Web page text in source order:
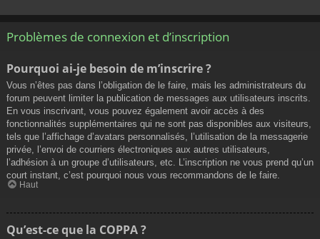
Problèmes de connexion et d’inscription
Pourquoi ai-je besoin de m’inscrire ?
Vous n’êtes pas dans l’obligation de le faire, mais les administrateurs du
forum peuvent limiter la publication de messages aux utilisateurs inscrits.
En vous inscrivant, vous pouvez également avoir accès à des
fonctionnalités supplémentaires qui ne sont pas disponibles aux visiteurs,
tels que l’affichage d’avatars personnalisés, l’utilisation de la messagerie
privée, l’envoi de courriers électroniques aux autres utilisateurs,
l’adhésion à un groupe d’utilisateurs, etc. L’inscription ne vous prend qu’un
court instant, c’est pourquoi nous vous recommandons de le faire.
Haut
Qu’est-ce que la COPPA ?